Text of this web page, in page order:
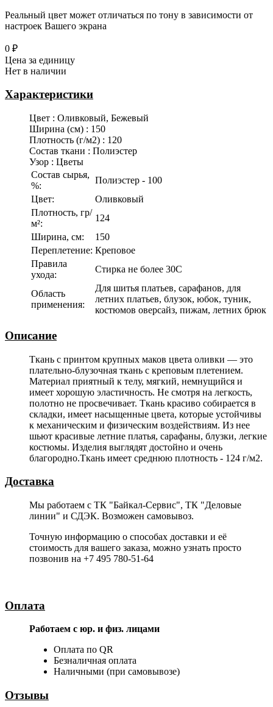
Реальный цвет может отличаться по тону в зависимости от
настроек Вашего экрана
0 ₽
Цена за единицу
Нет в наличии
Характеристики
Цвет : Оливковый, Бежевый
Ширина (см) : 150
Плотность (г/м2) : 120
Состав ткани : Полиэстер
Узор : Цветы
Состав сырья,
%:
Полиэстер - 100
Цвет:
Оливковый
Плотность, гр/
м²:
124
Ширина, см:
150
Переплетение: Креповое
Правила
ухода:
Стирка не более 30С
Область
применения:
Для шитья платьев, сарафанов, для
летних платьев, блузок, юбок, туник,
костюмов оверсайз, пижам, летних брюк
Описание
Ткань с принтом крупных маков цвета оливки — это
плательно-блузочная ткань с креповым плетением.
Материал приятный к телу, мягкий, немнущийся и
имеет хорошую эластичность. Не смотря на легкость,
полотно не просвечивает. Ткань красиво собирается в
складки, имеет насыщенные цвета, которые устойчивы
к механическим и физическим воздействиям. Из нее
шьют красивые летние платья, сарафаны, блузки, легкие
костюмы. Изделия выглядят достойно и очень
благородно.Ткань имеет среднюю плотность - 124 г/м2.
Доставка
Мы работаем с ТК "Байкал-Сервис", ТК "Деловые
линии" и СДЭК. Возможен самовывоз.
Точную информацию о способах доставки и её
стоимость для вашего заказа, можно узнать просто
позвонив на +7 495 780-51-64
Оплата
Работаем с юр. и физ. лицами
Оплата по QR
Безналичная оплата
Наличными (при самовывозе)
Отзывы